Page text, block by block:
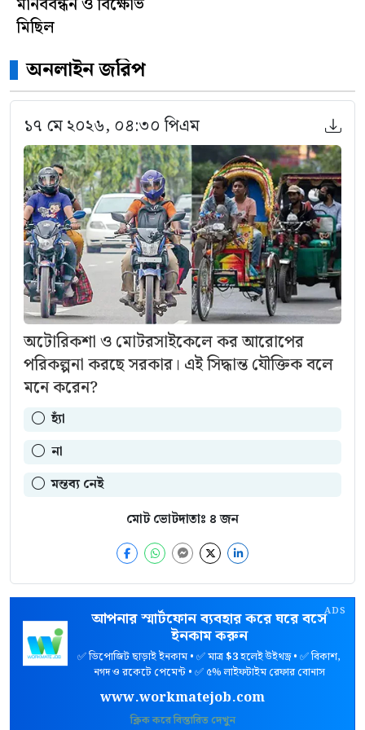
মানববন্ধন ও বিক্ষোভ
মিছিল
অনলাইন জরিপ
১৭ মে ২০২৬, ০৪:৩০ পিএম
অটোরিকশা ও মোটরসাইকেলে কর আরোপের
পরিকল্পনা করছে সরকার। এই সিদ্ধান্ত যৌক্তিক বলে
মনে করেন?
হ্যাঁ
না
মন্তব্য নেই
মোট ভোটদাতাঃ ৪জন
ADS
আপনার স্মার্টফোন ব্যবহার করে ঘরে বসে
ইনকাম করুন
✅ ডিপোজিট ছাড়াই ইনকাম • ✅ মাত্র$3হলেই উইথড্র • ✅ বিকাশ,
নগদ ও রকেটে পেমেন্ট • ✅ ৫% লাইফটাইম রেফার বোনাস
www.workmatejob.com
ক্লিক করে বিস্তারিত দেখুন